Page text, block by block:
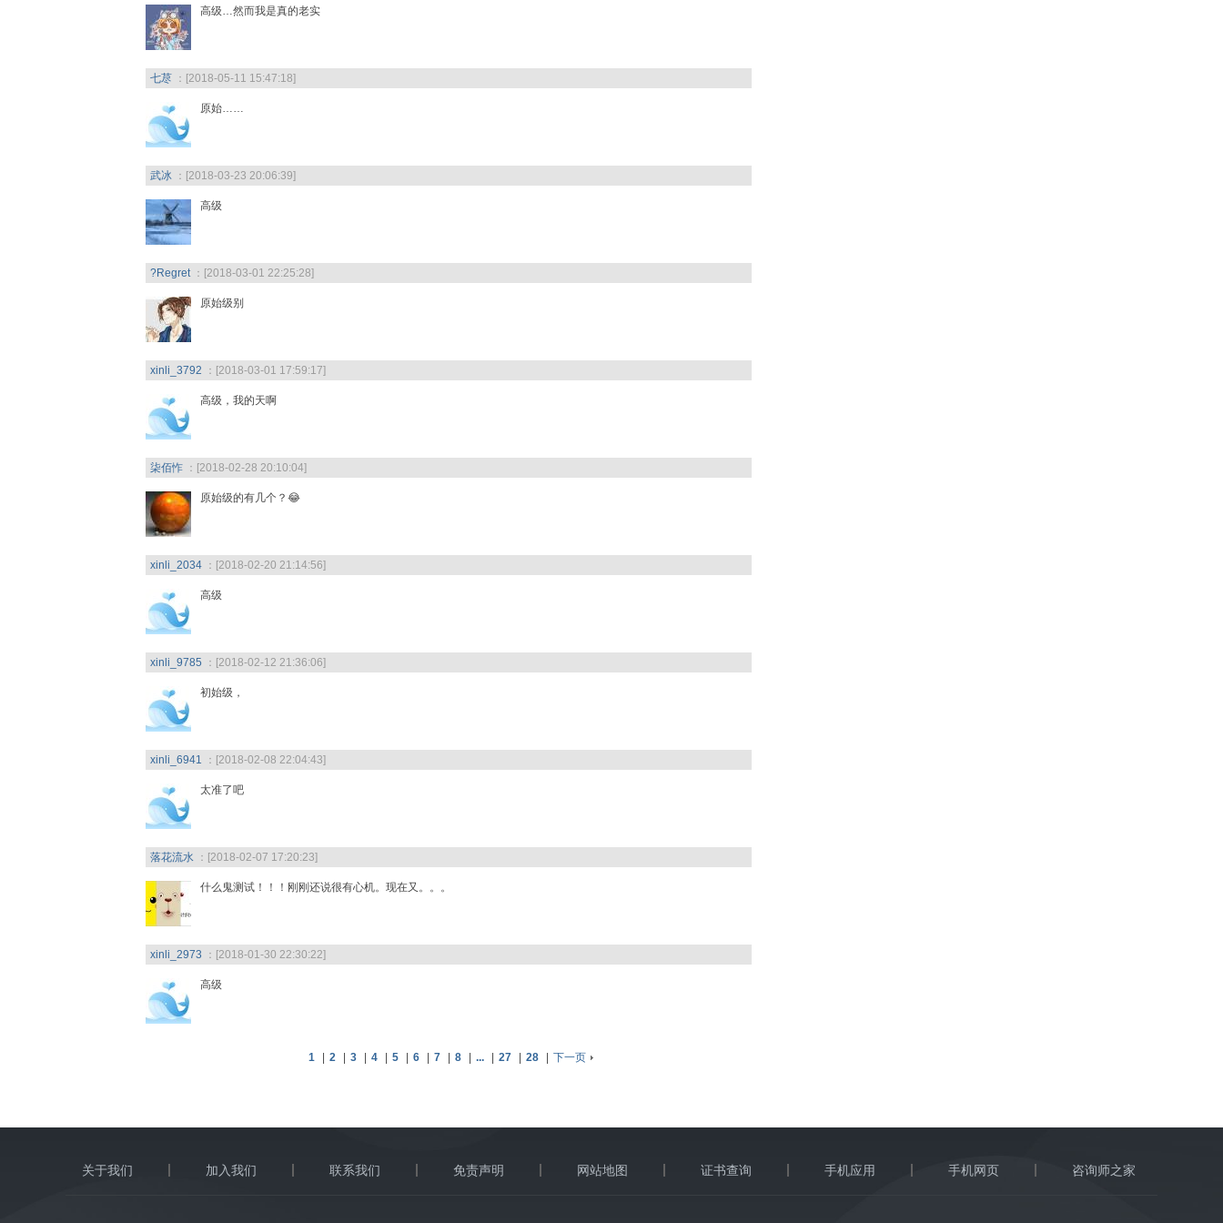
高级…然而我是真的老实
七荩 ：[2018-05-11 15:47:18]
原始……
武冰 ：[2018-03-23 20:06:39]
高级
?Regret ：[2018-03-01 22:25:28]
原始级别
xinli_3792 ：[2018-03-01 17:59:17]
高级，我的天啊
柒佰怍 ：[2018-02-28 20:10:04]
原始级的有几个？😂
xinli_2034 ：[2018-02-20 21:14:56]
高级
xinli_9785 ：[2018-02-12 21:36:06]
初始级，
xinli_6941 ：[2018-02-08 22:04:43]
太准了吧
落花流水 ：[2018-02-07 17:20:23]
什么鬼测试！！！刚刚还说很有心机。现在又。。。
xinli_2973 ：[2018-01-30 22:30:22]
高级
1 | 2 | 3 | 4 | 5 | 6 | 7 | 8 | ... | 27 | 28 | 下一页
关于我们 加入我们 联系我们 免责声明 网站地图 证书查询 手机应用 手机网页 咨询师之家